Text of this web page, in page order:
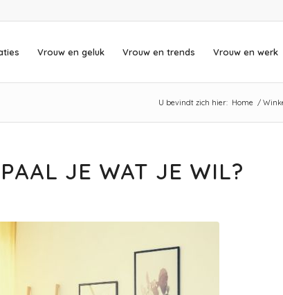
Vrouw en geluk Vrouw en trends Vrouw en werk
U bevindt zich hier: Home /
JE WAT JE WIL?